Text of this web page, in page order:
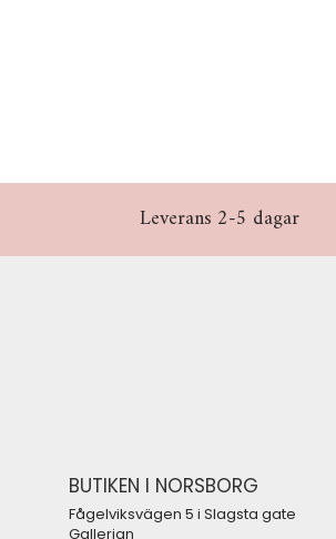
Leverans 2-5 dagar
BUTIKEN I NORSBORG
Fågelviksvägen 5 i Slagsta gate
Gallerian